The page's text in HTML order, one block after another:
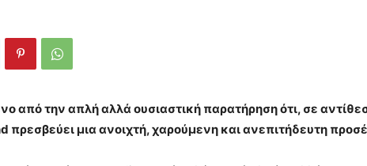
από την απλή αλλά ουσιαστική παρατήρηση ότι, σε
πρεσβεύει µια ανοιχτή, χαρούμενη και ανεπιτήδευτη